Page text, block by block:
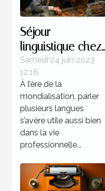
Séjour
linguistique chez
un professeur : 4
bonnes raisons
d’opter pour ce
programme
Samedi 24 juin 2023
12:16
À l’ère de la
mondialisation, parler
plusieurs langues
s’avère utile aussi bien
dans la vie
professionnelle...